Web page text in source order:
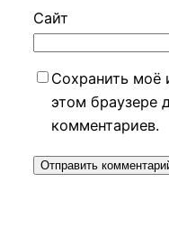
Сайт
Сохранить моё
этом браузере
комментариев.